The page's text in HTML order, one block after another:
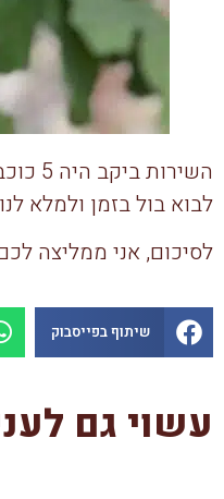
לבוא בול בזמן ולמלא
לסיכום, אני ממליצה
שיתוף בפייסבוק
עשוי גם